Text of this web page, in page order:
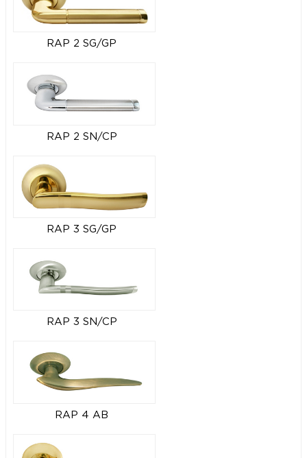
RAP 2 SG/GP
RAP 2 SN/CP
RAP 3 SG/GP
RAP 3 SN/CP
RAP 4 AB